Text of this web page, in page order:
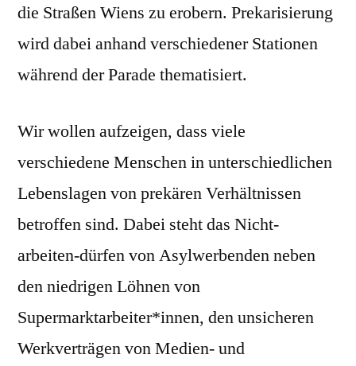
die Straßen Wiens zu erobern. Prekarisierung
wird dabei anhand verschiedener Stationen
während der Parade thematisiert.
Wir wollen aufzeigen, dass viele
verschiedene Menschen in unterschiedlichen
Lebenslagen von prekären Verhältnissen
betroffen sind. Dabei steht das Nicht-
arbeiten-dürfen von Asylwerbenden neben
den niedrigen Löhnen von
Supermarktarbeiter*innen, den unsicheren
Werkverträgen von Medien- und